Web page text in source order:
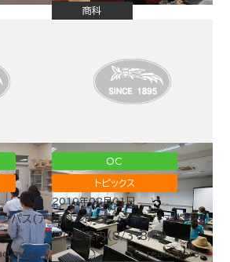
ンパス(ア
more
商科
OC
トピックス
2019年08月01日
商科：オープンキャンパス体験授
業のご案内（8/3・8/4）
read more